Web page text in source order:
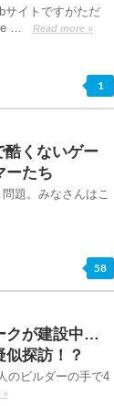
サイトですがただ
…
Read more »
1
酷くないゲー
ーたち
題。みなさんはこ
58
クが建設中…
探訪！？
のビルダーの手で4
»